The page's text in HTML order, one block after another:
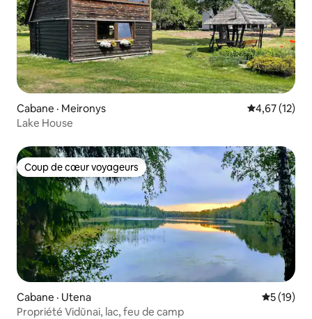
Cabane · Meironys Note
4,67 (12)
Lake House
Coup de cœur voyageurs
Coup de cœur voyageurs
Cabane · Utena Note
5 (19)
Propriété Vidūnai, lac, feu de camp